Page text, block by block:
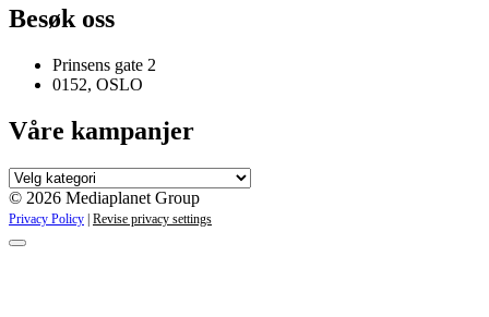
Besøk oss
Prinsens gate 2
0152, OSLO
Våre kampanjer
Våre
kampanjer
© 2026 Mediaplanet Group
Privacy Policy | Revise privacy settings